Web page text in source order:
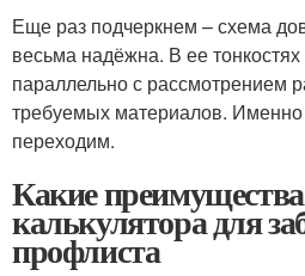
Еще раз подчеркнем – схема
весьма надёжна. В ее
параллельно с рассмотрением
требуемых материалов.
переходим.
Какие
калькулятора для
профлиста